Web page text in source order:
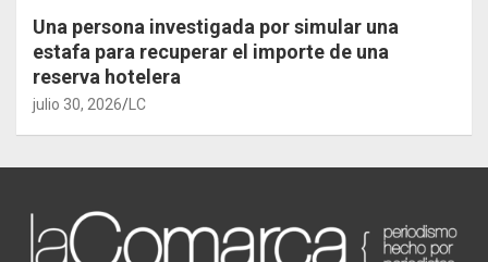
Una persona investigada por simular una
estafa para recuperar el importe de una
reserva hotelera
julio 30, 2026 LC